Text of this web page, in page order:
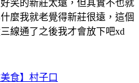
笑的新莊太遠，但其實不也就
麼我就老覺得新莊很遠，這個
線通了之後我才會放下吧xd
食】村子口